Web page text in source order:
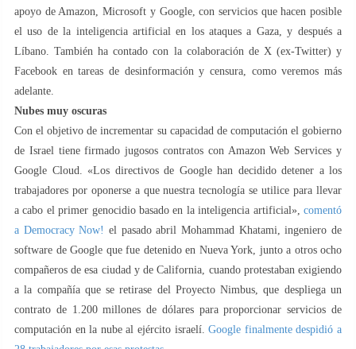
apoyo de Amazon, Microsoft y Google, con servicios que hacen posible
el uso de la inteligencia artificial en los ataques a Gaza, y después a
Líbano. También ha contado con la colaboración de X (ex-Twitter) y
Facebook en tareas de desinformación y censura, como veremos más
adelante.
Nubes muy oscuras
Con el objetivo de incrementar su capacidad de computación el gobierno
de Israel tiene firmado jugosos contratos con Amazon Web Services y
Google Cloud. «Los directivos de Google han decidido detener a los
trabajadores por oponerse a que nuestra tecnología se utilice para llevar
a cabo el primer genocidio basado en la inteligencia artificial», comentó
a Democracy Now! el pasado abril Mohammad Khatami, ingeniero de
software de Google que fue detenido en Nueva York, junto a otros ocho
compañeros de esa ciudad y de California, cuando protestaban exigiendo
a la compañía que se retirase del Proyecto Nimbus, que despliega un
contrato de 1.200 millones de dólares para proporcionar servicios de
computación en la nube al ejército israelí.Google finalmente despidió a